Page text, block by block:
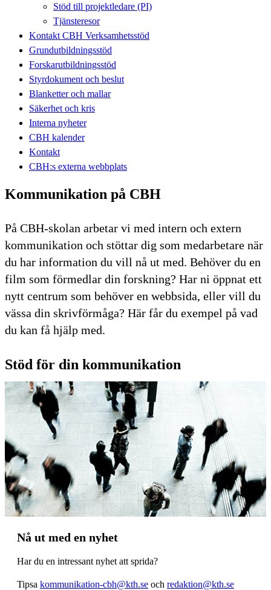
Stöd till projektledare (PI)
Tjänsteresor
Kontakt CBH Verksamhetsstöd
Grundutbildningsstöd
Forskarutbildningsstöd
Styrdokument och beslut
Blanketter och mallar
Säkerhet och kris
Interna nyheter
CBH kalender
Kontakt
CBH:s externa webbplats
Kommunikation på CBH
På CBH-skolan arbetar vi med intern och extern
kommunikation och stöttar dig som medarbetare när
du har information du vill nå ut med. Behöver du en
film som förmedlar din forskning? Har ni öppnat ett
nytt centrum som behöver en webbsida, eller vill du
vässa din skrivförmåga? Här får du exempel på vad
du kan få hjälp med.
Stöd för din kommunikation
Nå ut med en nyhet
Har du en intressant nyhet att sprida?
Tipsa kommunikation-cbh@kth.se och redaktion@kth.se